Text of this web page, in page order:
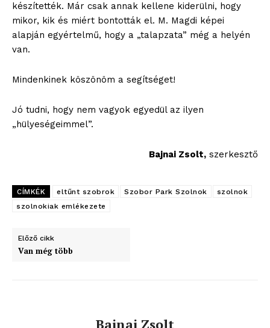
készítették. Már csak annak kellene kiderülni, hogy
mikor, kik és miért bontották el. M. Magdi képei
alapján egyértelmű, hogy a „talapzata” még a helyén
van.
Mindenkinek köszönöm a segítséget!
Jó tudni, hogy nem vagyok egyedül az ilyen
„hülyeségeimmel”.
Bajnai Zsolt, szerkesztő
CÍMKÉK eltűnt szobrok Szobor Park Szolnok
szolnok
szolnokiak emlékezete
Előző cikk
Van még több
Bajnai Zsolt